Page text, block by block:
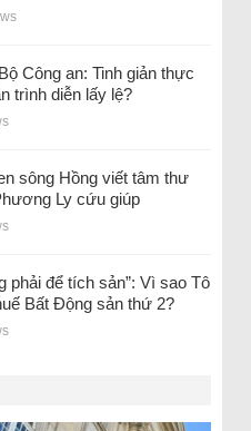
Công an: Tinh giản thực
trình diễn lấy lệ?
sông Hồng viết tâm thư
Ly cứu giúp
phải để tích sản”: Vì sao Tô
Bất Động sản thứ 2?